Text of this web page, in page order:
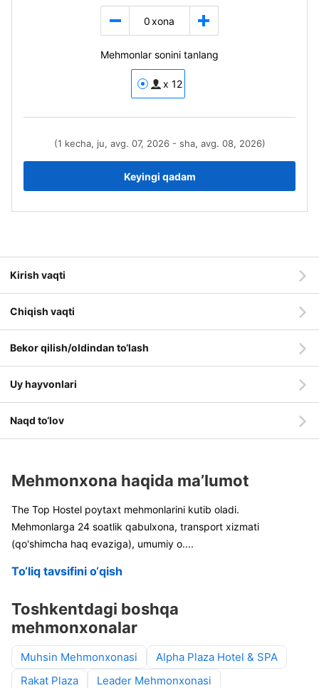
0 xona
Mehmonlar sonini tanlang
x 12
(1 kecha, ju, avg. 07, 2026 - sha, avg. 08, 2026)
Keyingi qadam
Kirish vaqti
Chiqish vaqti
Bekor qilish/oldindan to‘lash
Uy hayvonlari
Naqd to‘lov
Mehmonxona haqida ma’lumot
The Top Hostel poytaxt mehmonlarini kutib oladi.
Mehmonlarga 24 soatlik qabulxona, transport xizmati
(qo'shimcha haq evaziga), umumiy o....
To‘liq tavsifini o‘qish
Toshkentdagi boshqa
mehmonxonalar
Muhsin Mehmonxonasi
Alpha Plaza Hotel & SPA
Rakat Plaza
Leader Mehmonxonasi